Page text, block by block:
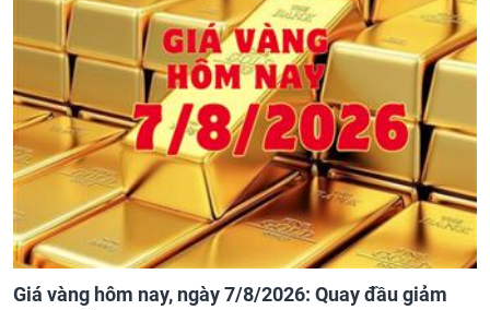
Giá vàng hôm nay, ngày 7/8/2026: Quay đầu giảm